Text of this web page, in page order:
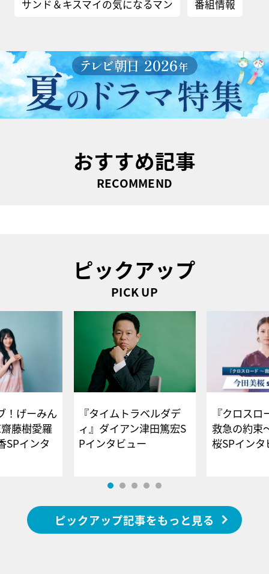
サンド＆キスマイの気になるマン 番組情報
おすすめ記事
RECOMMEND
ピックアップ
PICK UP
！げーみん
藤樹愛羅
SPインタ
『タイムトラベルダデ
ィ』ダイアン津田篤宏S
Pインタビュー
『クロス
救急の約束
桜SPイ
ピックアップ記事をもっと見る